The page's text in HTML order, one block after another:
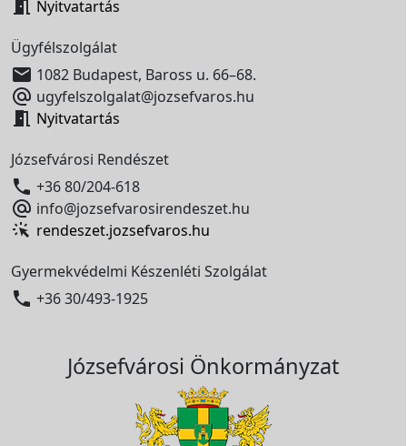
 Nyitvatartás
Ügyfélszolgálat
 1082 Budapest, Baross u. 66–68.
 ugyfelszolgalat@jozsefvaros.hu
 Nyitvatartás
Józsefvárosi Rendészet
 +36 80/204-618
 info@jozsefvarosirendeszet.hu
rendeszet.jozsefvaros.hu
Gyermekvédelmi Készenléti Szolgálat
 +36 30/493-1925
Józsefvárosi Önkormányzat